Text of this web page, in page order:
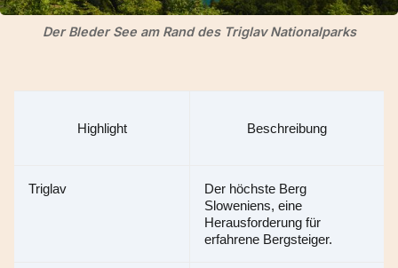
Der Bleder See am Rand des Triglav Nationalparks
Highlight Beschreibung
Triglav
Der höchste Berg
Sloweniens, eine
Herausforderung für
erfahrene Bergsteiger.